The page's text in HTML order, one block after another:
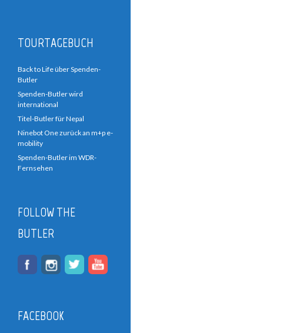
TOURTAGEBUCH
Back to Life über Spenden-
Butler
Spenden-Butler wird
international
Titel-Butler für Nepal
Ninebot One zurück an m+p e-
mobility
Spenden-Butler im WDR-
Fernsehen
FOLLOW THE
BUTLER
FACEBOOK